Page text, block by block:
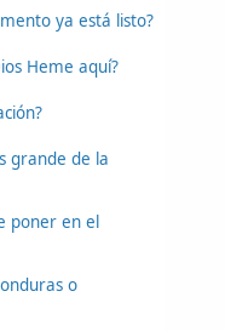
ya está listo?
Heme aquí?
grande de la
poner en el
o